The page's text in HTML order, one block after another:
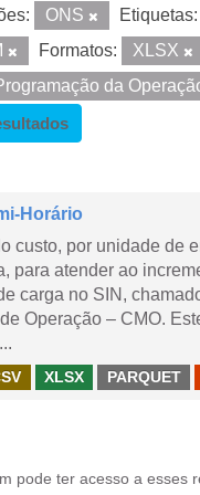
ONS Etiquetas:
Formatos: XLSX
da
Horário
custo, por unidade de
para atender ao
carga no SIN,
Operação – CMO.
XLSX PARQUET
pode ter acesso a esses